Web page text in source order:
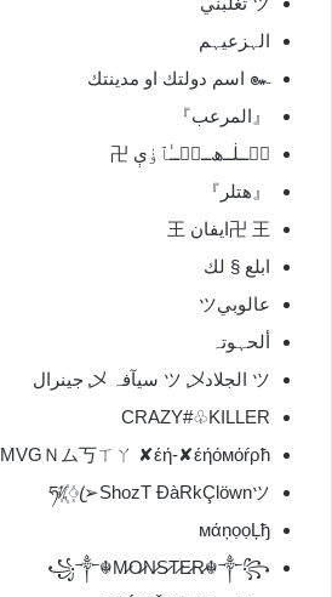
الہزعيہم
๛ اسم دولتك او مدينتك
『المرعب』
مۘــڶــﮪــمۘــٰٱ̍ۏې 卍
『هتلر』
卍 王ايفان 王
ابلع § لك
عالوبيツ
ألحہوتہ
ツ الجلادツ 乄 سيآفہ 乄 جينرال
CRAZY#♧KILLER
MVGＮム丂ㄒㄚ ✘έή-✘έήόмόŕρħ
ཧᜰ꙰ꦿ➢ShozT ĐàRkÇlöwnツ
мάņọọĻђ
꧁༒☬M̷O̷N̷S̷T̷E̷R̷☬༒꧂